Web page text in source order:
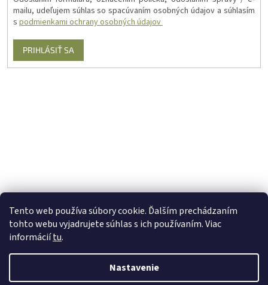
Tento web používa súbory cookie. Ďalším prechádzaním
tohto webu vyjadrujete súhlas s ich používaním. Viac
informáciítu.
Nastavenie
mailu, udeľujem súhlas so spacúvaním osobných údajov a súhlasím
s podmienkami ochrany osobných údajov
PRIHLÁSIŤ SA
Vytvoril Shoptet